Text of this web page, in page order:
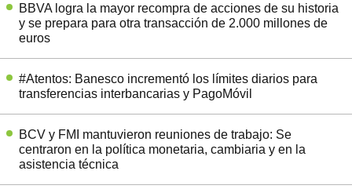
BBVA logra la mayor recompra de acciones de su historia
y se prepara para otra transacción de 2.000 millones de
euros
#Atentos: Banesco incrementó los límites diarios para
transferencias interbancarias y PagoMóvil
BCV y FMI mantuvieron reuniones de trabajo: Se
centraron en la política monetaria, cambiaria y en la
asistencia técnica